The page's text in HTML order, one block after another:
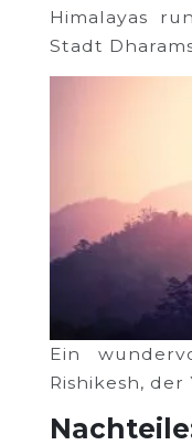
Himalayas
Stadt
Ein
Rishikesh,